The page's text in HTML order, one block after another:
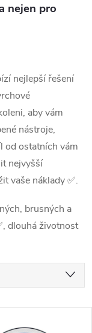
nejen pro
nejlepší řešení
aby vám
nástroje,
od ostatních vám
nejvyšší
vaše náklady ✅.
brusných a
dlouhá životnost